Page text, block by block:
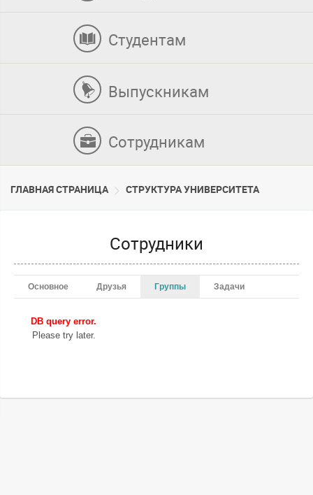
Студентам
Выпускникам
Сотрудникам
ГЛАВНАЯ СТРАНИЦА CТРУКТУРА УНИВЕРСИТЕТА
Сотрудники
Основное Друзья Группы Задачи
DB query error.
Please try later.